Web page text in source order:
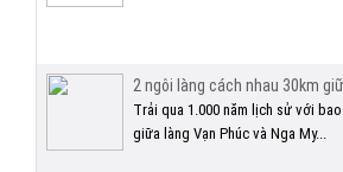
2 ngôi làng cách nhau 30km
Trải qua 1.000 năm lịch sử với
giữa làng Vạn Phúc và Nga My...